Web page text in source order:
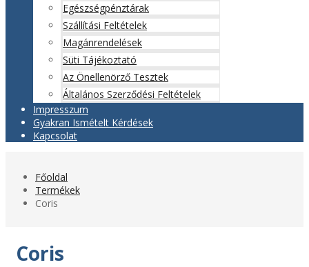
Egészségpénztárak
Szállítási Feltételek
Magánrendelések
Süti Tájékoztató
Az Önellenörző Tesztek
Általános Szerződési Feltételek
Impresszum
Gyakran Ismételt Kérdések
Kapcsolat
Főoldal
Termékek
Coris
Coris